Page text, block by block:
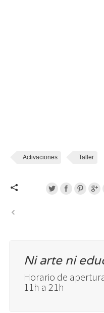
Activaciones Taller
Ni arte ni
Horario de
11h a 21h